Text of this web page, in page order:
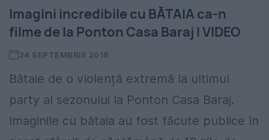
Imagini incredibile cu BĂTAIA ca-n
filme de la Ponton Casa Baraj I VIDEO
24 SEPTEMBRIE 2016
Bătaie de o violență extremă la ultimul
party al sezonului la Ponton Casa Baraj.
Imaginile cu bătaia au fost făcute publice în